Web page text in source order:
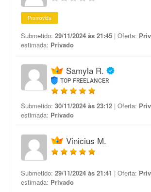
Promovida
Submetido: 29/11/2024 às 21:45 | Oferta:
estimada: Privado
Samyla R.
TOP FREELANCER
Submetido: 30/11/2024 às 23:12 | Oferta:
estimada: Privado
Vinicius M.
Submetido: 29/11/2024 às 21:41 | Oferta:
estimada: Privado